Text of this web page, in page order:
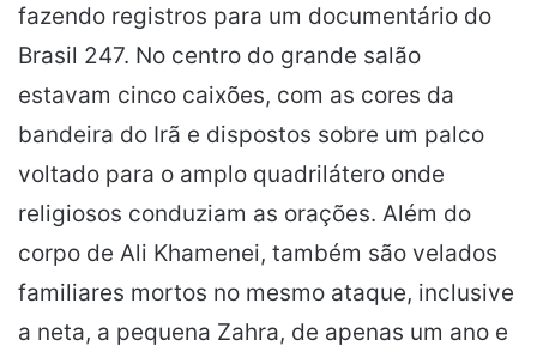
fazendo registros para um documentário do
Brasil 247. No centro do grande salão
estavam cinco caixões, com as cores da
bandeira do Irã e dispostos sobre um palco
voltado para o amplo quadrilátero onde
religiosos conduziam as orações. Além do
corpo de Ali Khamenei, também são velados
familiares mortos no mesmo ataque, inclusive
a neta, a pequena Zahra, de apenas um ano e